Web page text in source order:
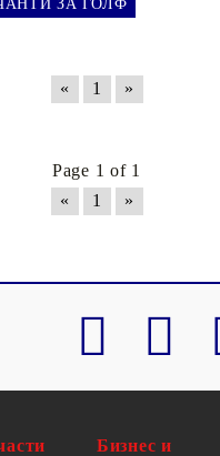
ЗА ГОЛФ
« 1 »
Page 1 of 1
«
1 »
Бизнес и